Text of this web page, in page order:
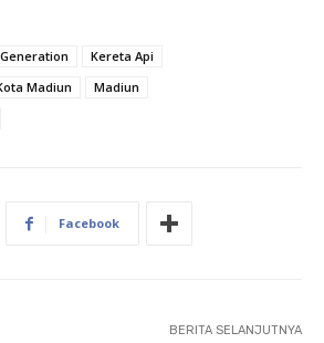
Kereta Api
Madiun
Madiun
Facebook
BERITA SELANJUTNYA